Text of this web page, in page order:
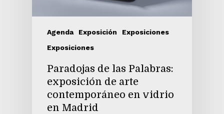
Agenda Exposición
Exposiciones
Exposiciones
Paradojas de las Palabras:
exposición de arte
contemporáneo en vidrio
en Madrid